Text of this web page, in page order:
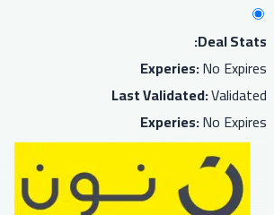
Deal Stats:
Experies:No Expires
Last Validated:Validated
Experies:No Expires